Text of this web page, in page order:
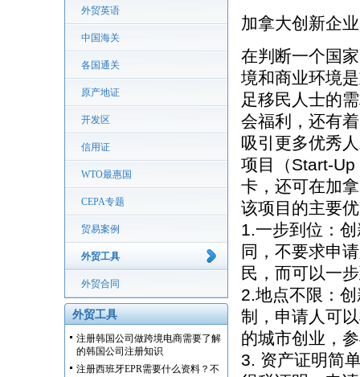
外贸英语
中国海关
各国通关
原产地证
开发区
信用证
WTO最惠国
CEPA专题
贸易案例
外贸工具
外贸合同
外贸工具
注册韩国公司做跨境电商需要了解
的韩国公司注册知识
注册西班牙EPR需要什么资料？不
加拿大创新企
在判断一个国
境和商业环境
足移民人士的
会福利，还有
吸引更多优秀
项目（Start-
卡，还可在加
该项目的主要
1.一步到位：
同，不要求申
民，而可以一
2.地点不限：
制，申请人可
的城市创业，
3. 资产证明简